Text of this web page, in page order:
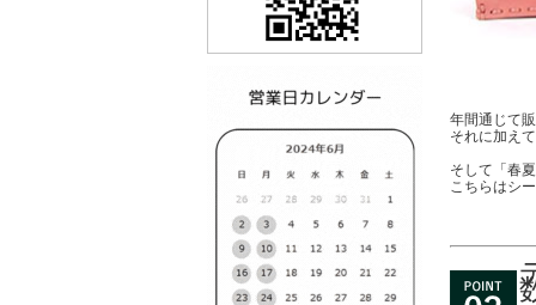
年間通じて
それに加え
そして「春
こちらはシ